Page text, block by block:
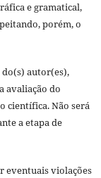
e gramatical,
porém, o
autor(es),
avaliação do
científica. Não será
a etapa de
eventuais violações